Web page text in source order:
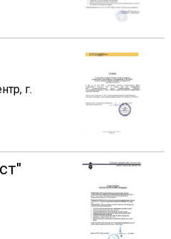
г.